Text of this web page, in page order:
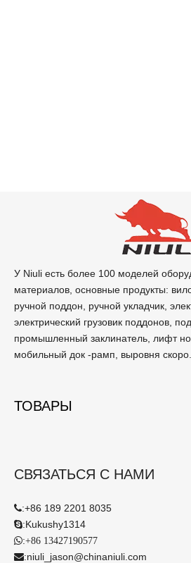
У Niuli есть более 100 моделей
материалов, основные продукты:
ручной поддон, ручной укладчик,
электрический грузовик поддонов,
промышленный заклинатель, лифт
мобильный док -рамп, выровня скоро.
ТОВАРЫ
СВЯЗАТЬСЯ С НАМИ
:+86 189 2201 8035
:Kukushy1314
:+86 13427190577
:niuli_jason@chinaniuli.com